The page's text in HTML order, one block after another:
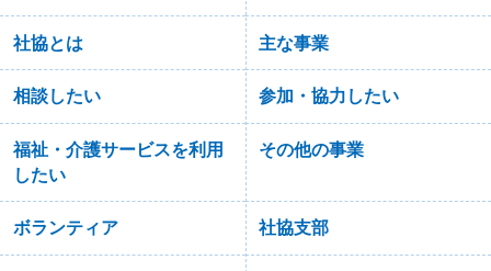
社協とは 主な事業
相談したい 参加・協力したい
福祉・介護サービスを利用
したい
その他の事業
ボランティア 社協支部